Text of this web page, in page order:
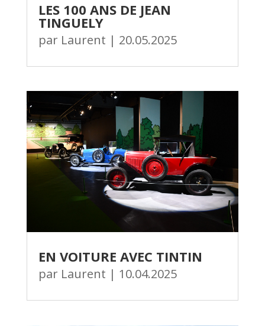
LES 100 ANS DE JEAN
TINGUELY
par Laurent | 20.05.2025
EN VOITURE AVEC TINTIN
par Laurent | 10.04.2025